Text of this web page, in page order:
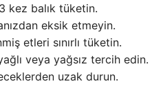
kez balık tüketin.
eksik etmeyin.
etleri sınırlı tüketin.
veya yağsız tercih edin.
uzak durun.